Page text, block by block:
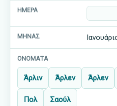
Άρλιν Άρλεν Άρλεν
Πολ Σαούλ